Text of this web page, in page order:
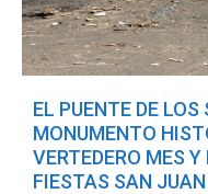
EL PUENTE DE
MONUMENTO
VERTEDERO MES
FIESTAS SAN JUAN